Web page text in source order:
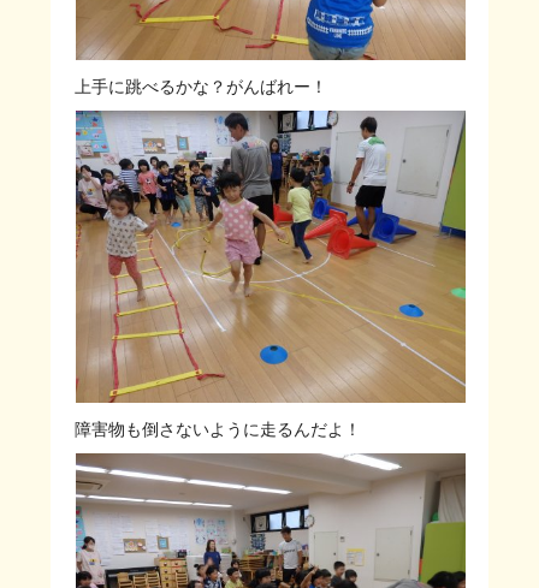
上手に跳べるかな？がんばれー！
障害物も倒さないように走るんだよ！